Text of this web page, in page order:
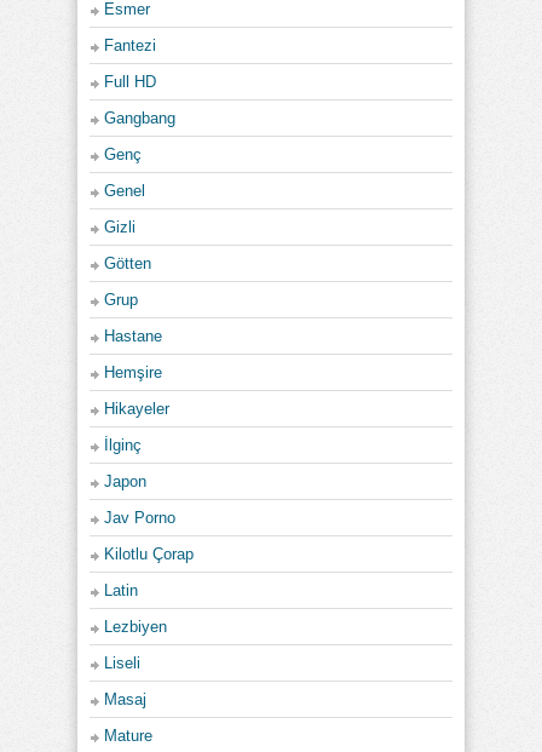
Esmer
Fantezi
Full HD
Gangbang
Genç
Genel
Gizli
Götten
Grup
Hastane
Hemşire
Hikayeler
İlginç
Japon
Jav Porno
Kilotlu Çorap
Latin
Lezbiyen
Liseli
Masaj
Mature